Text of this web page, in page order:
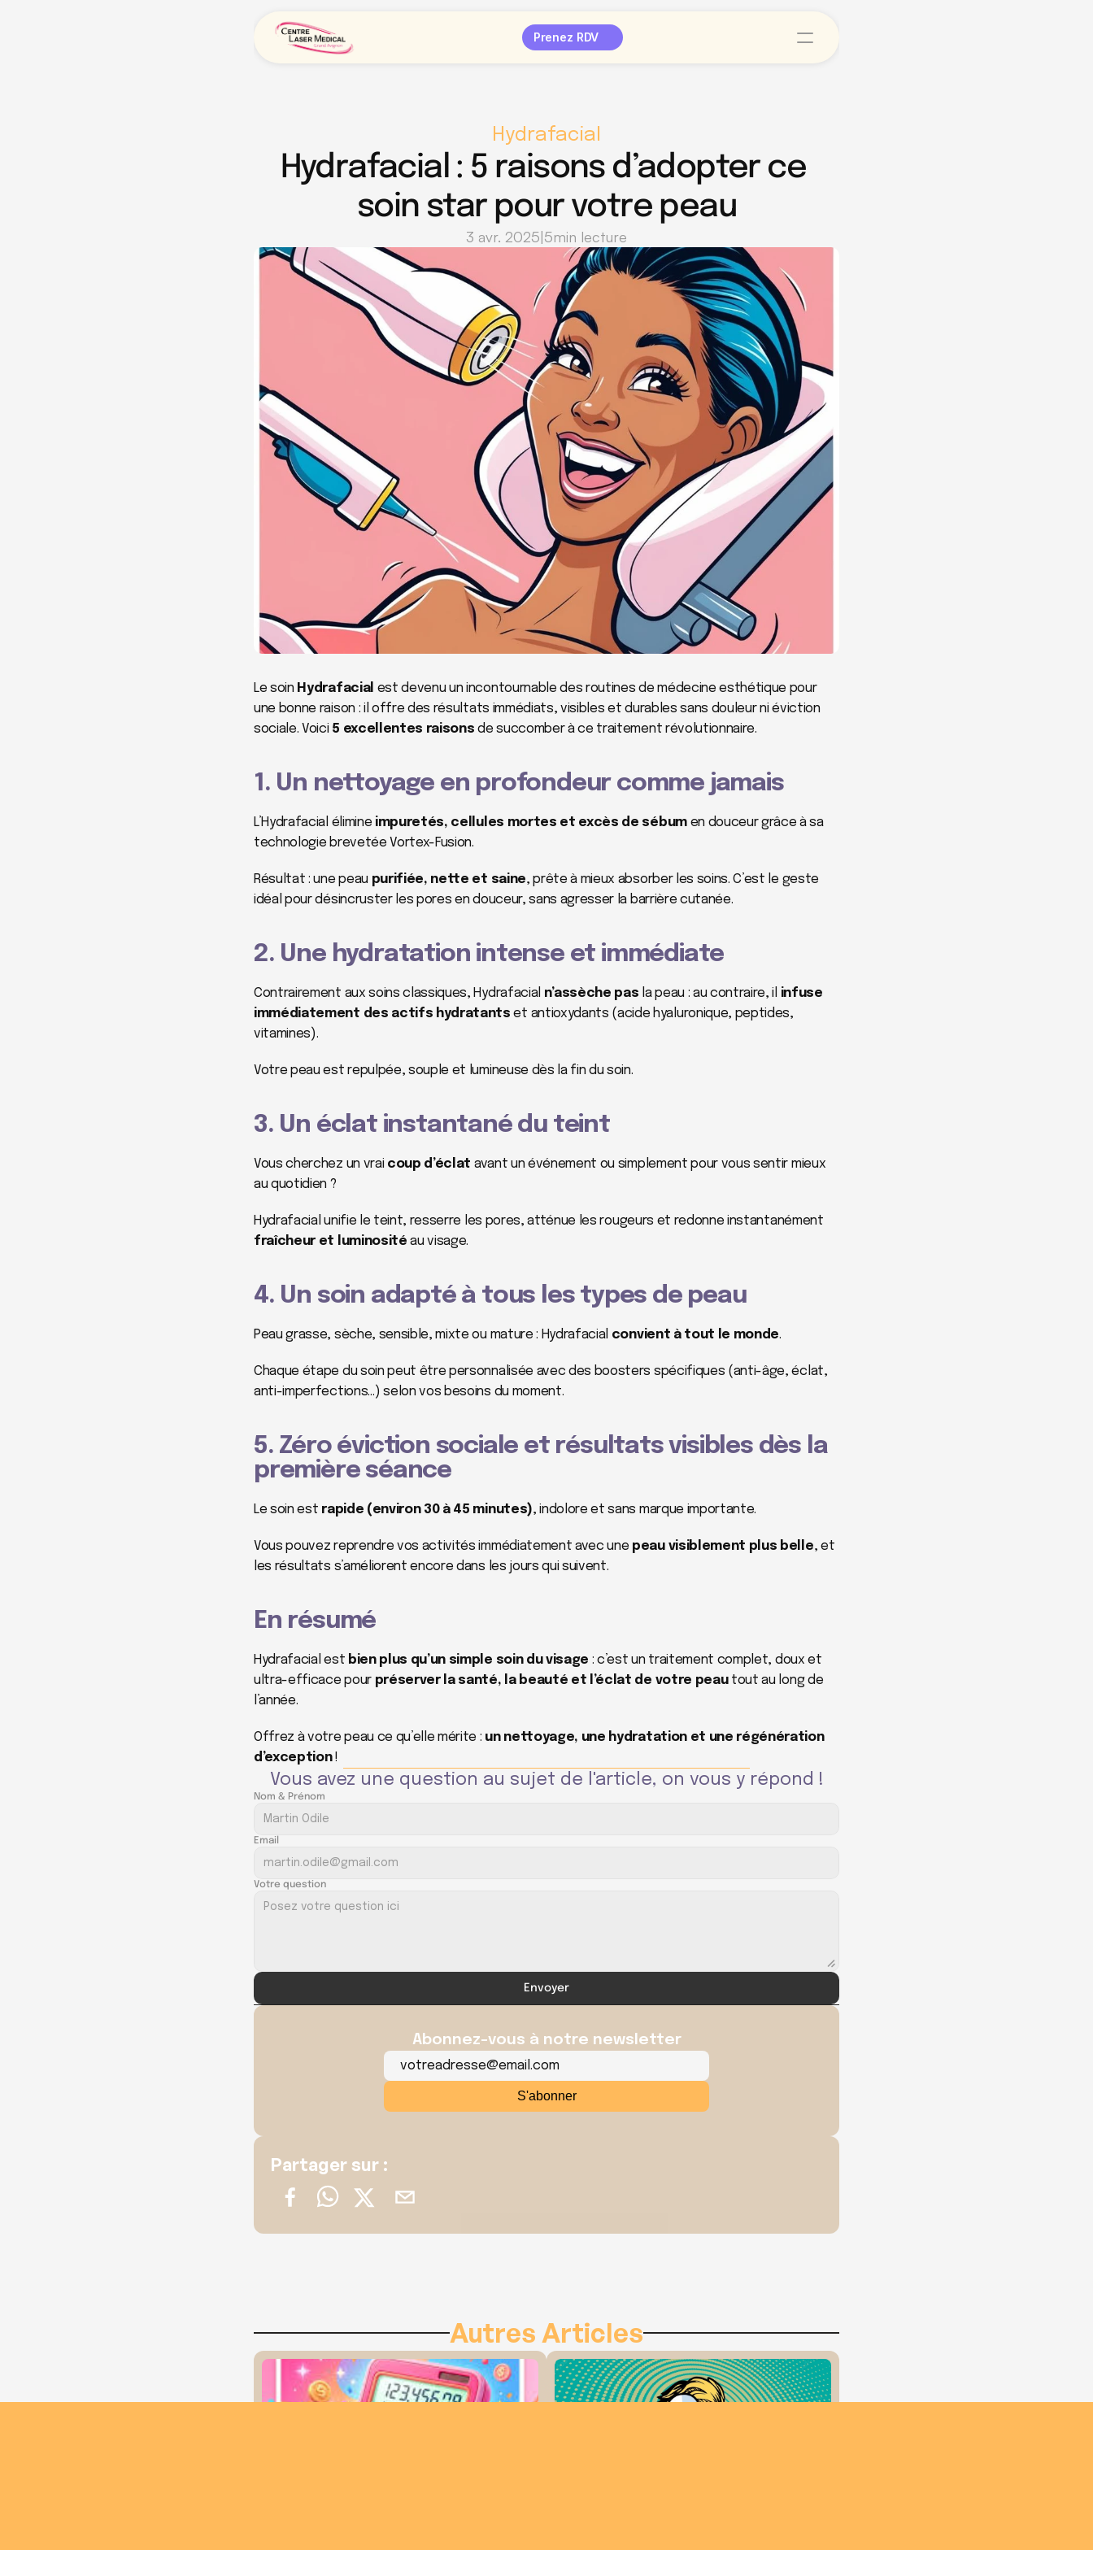
Prenez RDV
Hydrafacial
Hydrafacial : 5 raisons d’adopter ce
soin star pour votre peau
3 avr. 2025|5min lecture
Le soin Hydrafacial est devenu un incontournable des routines de médecine esthétique pour
une bonne raison : il offre des résultats immédiats, visibles et durables sans douleur ni éviction
sociale. Voici 5 excellentes raisons de succomber à ce traitement révolutionnaire.
1. Un nettoyage en profondeur comme jamais
L’Hydrafacial élimine impuretés, cellules mortes et excès de sébum en douceur grâce à sa
technologie brevetée Vortex-Fusion.
Résultat : une peau purifiée, nette et saine, prête à mieux absorber les soins. C’est le geste
idéal pour désincruster les pores en douceur, sans agresser la barrière cutanée.
2. Une hydratation intense et immédiate
Contrairement aux soins classiques, Hydrafacial n’assèche pas la peau : au contraire, il infuse
immédiatement des actifs hydratants et antioxydants (acide hyaluronique, peptides,
vitamines).
Votre peau est repulpée, souple et lumineuse dès la fin du soin.
3. Un éclat instantané du teint
Vous cherchez un vrai coup d’éclat avant un événement ou simplement pour vous sentir mieux
au quotidien ?
fraîcheur et luminosité au visage.
4. Un soin adapté à tous les types de peau
Peau grasse, sèche, sensible, mixte ou mature : Hydrafacial convient à tout le monde.
Chaque étape du soin peut être personnalisée avec des boosters spécifiques (anti-âge, éclat,
anti-imperfections…) selon vos besoins du moment.
5. Zéro éviction sociale et résultats visibles dès la
première séance
Le soin est rapide (environ 30 à 45 minutes), indolore et sans marque importante.
Vous pouvez reprendre vos activités immédiatement avec une peau visiblement plus belle, et
les résultats s’améliorent encore dans les jours qui suivent.
En résumé
Hydrafacial est bien plus qu’un simple soin du visage : c’est un traitement complet, doux et
ultra-efficace pour préserver la santé, la beauté et l’éclat de votre peau tout au long de
l’année.
Offrez à votre peau ce qu’elle mérite : un nettoyage, une hydratation et une régénération
d’exception !
Vous avez une question au sujet de l'article, on vous y répond !
Nom & Prénom
Email
Votre question
Envoyer
Abonnez-vous à notre newsletter
Partager sur :
Autres Articles